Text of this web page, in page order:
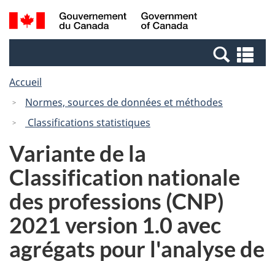
Passer
au
Passer
à
Canada
Recherche
et
et
Accueil
Normes, sources de données et méthodes
Classifications statistiques
Variante de la
Classification nationale
des professions (CNP)
2021 version 1.0 avec
agrégats pour l'analyse de